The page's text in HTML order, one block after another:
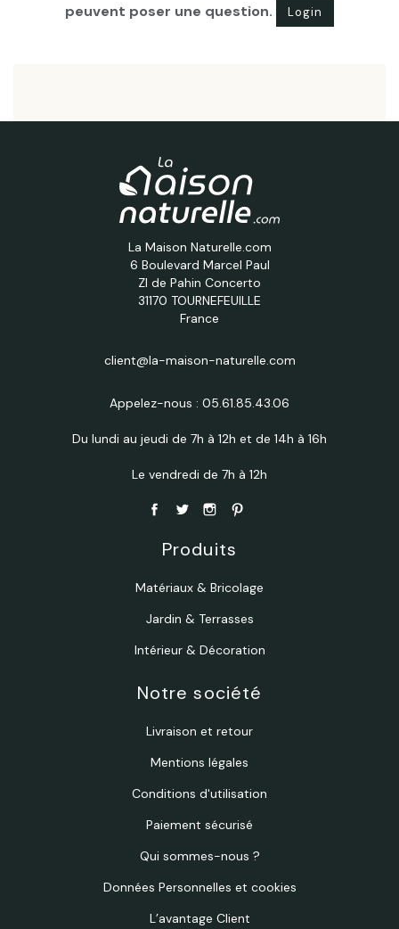
peuvent poser une question.
Login
La Maison Naturelle.com
6 Boulevard Marcel Paul
ZI de Pahin Concerto
31170 TOURNEFEUILLE
France
client@la-maison-naturelle.com
Appelez-nous : 05.61.85.43.06
Du lundi au jeudi de 7h à 12h et de 14h à 16h
Le vendredi de 7h à 12h
Produits
Matériaux & Bricolage
Jardin & Terrasses
Intérieur & Décoration
Notre société
Livraison et retour
Mentions légales
Conditions d'utilisation
Paiement sécurisé
Qui sommes-nous ?
Données Personnelles et cookies
L’avantage Client